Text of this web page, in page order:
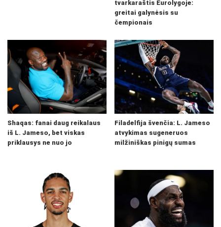
tvarkaraštis Eurolygoje:
greitai galynėsis su
čempionais
Shaqas: fanai daug reikalaus
iš L. Jameso, bet viskas
priklausys ne nuo jo
Filadelfija švenčia: L. Jameso
atvykimas sugeneruos
milžiniškas pinigų sumas